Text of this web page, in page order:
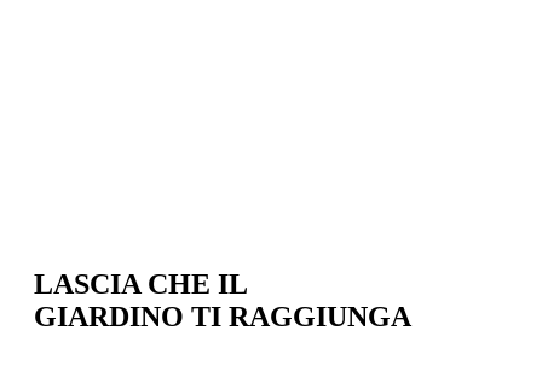
LASCIA CHE IL
GIARDINO TI RAGGIUNGA